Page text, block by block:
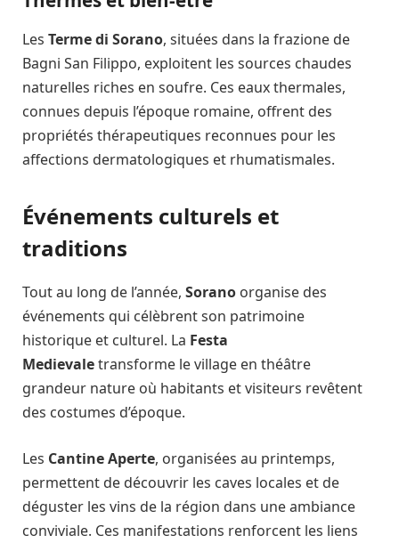
Les Terme di Sorano, situées dans la frazione de
Bagni San Filippo, exploitent les sources chaudes
naturelles riches en soufre. Ces eaux thermales,
connues depuis l’époque romaine, offrent des
propriétés thérapeutiques reconnues pour les
affections dermatologiques et rhumatismales.
Événements culturels et
traditions
Tout au long de l’année, Sorano organise des
événements qui célèbrent son patrimoine
historique et culturel. La Festa
Medievaletransforme le village en théâtre
grandeur nature où habitants et visiteurs revêtent
des costumes d’époque.
Les Cantine Aperte, organisées au printemps,
permettent de découvrir les caves locales et de
déguster les vins de la région dans une ambiance
conviviale. Ces manifestations renforcent les liens